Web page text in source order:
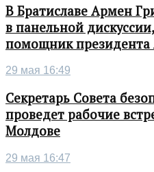
В Братиславе Армен
в панельной
помощник президента
29 мая 16:49
Секретарь Совета
проведет рабочие
Молдове
29 мая 16:47